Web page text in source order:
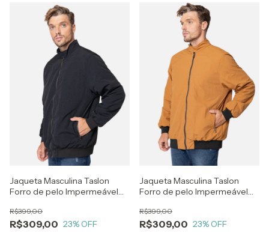
Jaqueta Masculina Taslon
Forro de pelo Impermeável
R$309,00
R$399,00
23% OFF
Jaqueta Masculina Taslon
Forro de pelo Impermeável
R$309,00
R$399,00
23% OFF